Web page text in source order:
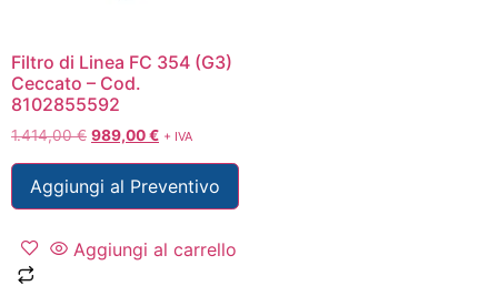
Filtro di Linea FC 354 (G3)
Ceccato – Cod.
8102855592
1.414,00€ 989,00€ + IVA
Aggiungi al Preventivo
Aggiungi al carrello